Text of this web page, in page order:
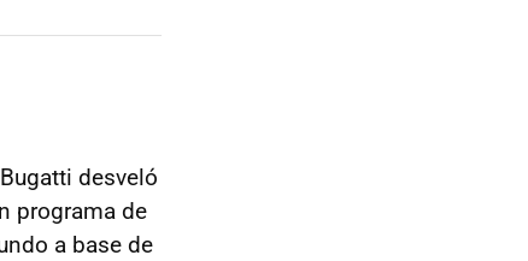
desveló
programa de
a base de